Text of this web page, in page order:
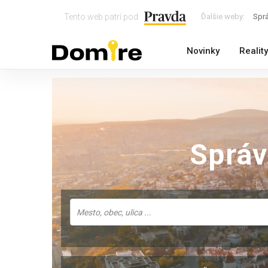
Tento web patrí pod Ďalšie weby:
Novinky Reality